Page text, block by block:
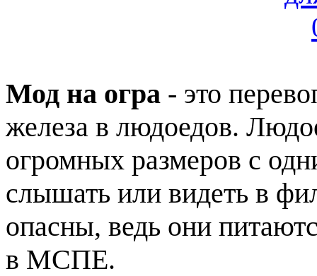
Мод на огра - это
железа в людоедов.
огромных размеров с
слышать или видеть в
опасны, ведь они
в МСПЕ.